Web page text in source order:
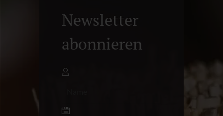
Newsletter
abonnieren